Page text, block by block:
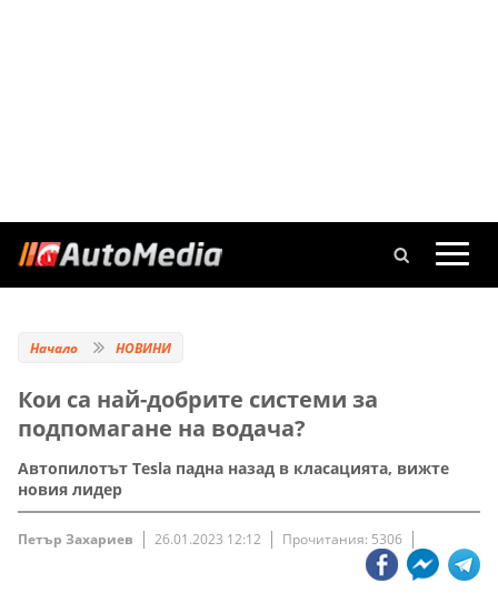
Начало НОВИНИ
Кои са най-добрите системи за
подпомагане на водача?
Автопилотът Tesla падна назад в класацията, вижте
новия лидер
Петър Захариев 26.01.2023 12:12 Прочитания: 5306